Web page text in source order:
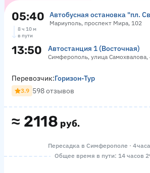
05:40 Автобусная остановка "пл.
Мариуполь, проспект Мира, 102
8 ч 10 м
в пути
13:50 Автостанция 1 (Восточная)
Симферополь, улица Самохвалова,
≈ 2118 руб.
Перевозчик:Горизон-Тур
3.9 598 отзывов
Пересадка в Симферополе · 4
Общее время в пути: 14 часов